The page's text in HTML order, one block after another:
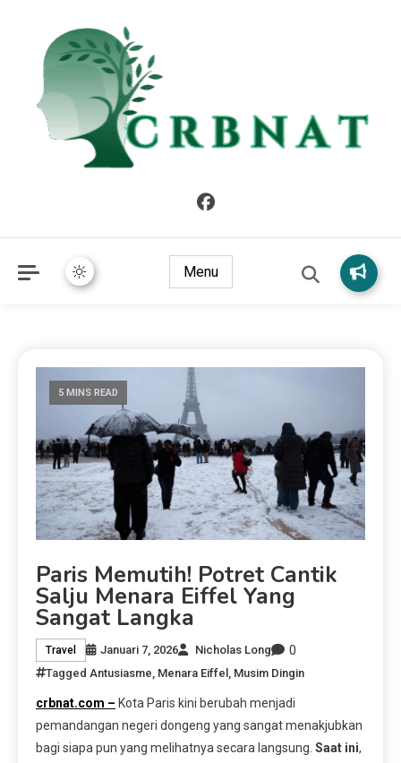
Menu
5 MINS READ
Paris Memutih! Potret Cantik
Salju Menara Eiffel Yang
Sangat Langka
Travel Januari 7, 2026 Nicholas Long 0
Tagged Antusiasme Menara Eiffel Musim Dingin
crbnat.com – Kota Paris kini berubah menjadi
pemandangan negeri dongeng yang sangat menakjubkan
bagi siapa pun yang melihatnya secara langsung. Saat ini,